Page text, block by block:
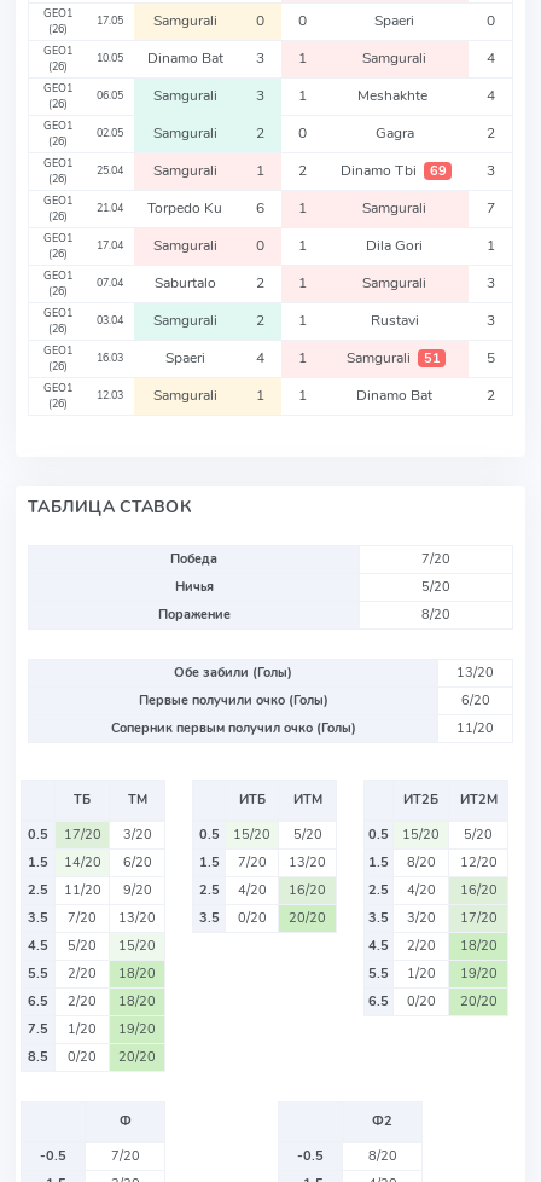
GEO1
(26)
17.05 Samgurali 0 0 Spaeri 0
GEO1
(26)
10.05 Dinamo Bat 3 1 Samgurali 4
GEO1
(26)
06.05 Samgurali 3 1 Meshakhte 4
GEO1
(26)
02.05 Samgurali 2 0 Gagra 2
GEO1
(26)
25.04 Samgurali 1 2 Dinamo Tbi 69 3
GEO1
(26)
21.04 Torpedo Ku 6 1 Samgurali 7
GEO1
(26)
17.04 Samgurali 0 1 Dila Gori 1
GEO1
(26)
07.04 Saburtalo 2 1 Samgurali 3
GEO1
(26)
03.04 Samgurali 2 1 Rustavi 3
GEO1
(26)
16.03 Spaeri 4 1 Samgurali 51 5
GEO1
(26)
12.03 Samgurali 1 1 Dinamo Bat 2
ТАБЛИЦА СТАВОК
Победа
7/20
Ничья
5/20
Поражение
8/20
Обе забили (Голы)
13/20
Первые получили очко (Голы)
6/20
Соперник первым получил очко (Голы)
11/20
ТБ
ТМ
0.5
17/20
3/20
1.5
14/20
6/20
2.5
11/20
9/20
3.5
7/20
13/20
4.5
5/20
15/20
5.5
2/20
18/20
6.5
2/20
18/20
7.5
1/20
19/20
8.5
0/20 20/20
ИТБ
ИТМ
0.5
15/20
5/20
1.5
7/20
13/20
2.5
4/20
16/20
3.5
0/20 20/20
ИТ2Б
ИТ2М
0.5
15/20
5/20
1.5
8/20
12/20
2.5
4/20
16/20
3.5
3/20
17/20
4.5
2/20
18/20
5.5
1/20
19/20
6.5
0/20 20/20
Ф
-0.5
7/20
Ф2
-0.5
8/20